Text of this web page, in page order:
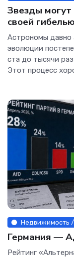
Звезды
своей
Интернет
Астрономы давно
эволюции
ста до тысячи
Этот процесс
Недвижимость /
Германия —
Рейтинг